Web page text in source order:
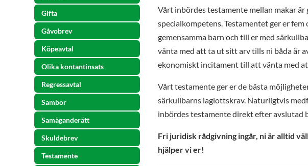
Gifta
Gåvobrev
Köpeavtal
Olika kontantinsats
Regressavtal
Sambor
Samäganderätt
Skuldebrev
Testamente
e
:
Vårt inbördes testamente mellan makar
specialkompetens. Testamentet ger er
gemensamma barn och till er med
vänta med att ta ut sitt arv tills ni båda är
ekonomiskt incitament till att vänta med
Vårt testamente ger er de bästa
särkullbarns laglottskrav. Naturligtvis
inbördes testamente direkt efter avslutad
Fri juridisk rådgivning ingår, ni är alltid
hjälper vi er!